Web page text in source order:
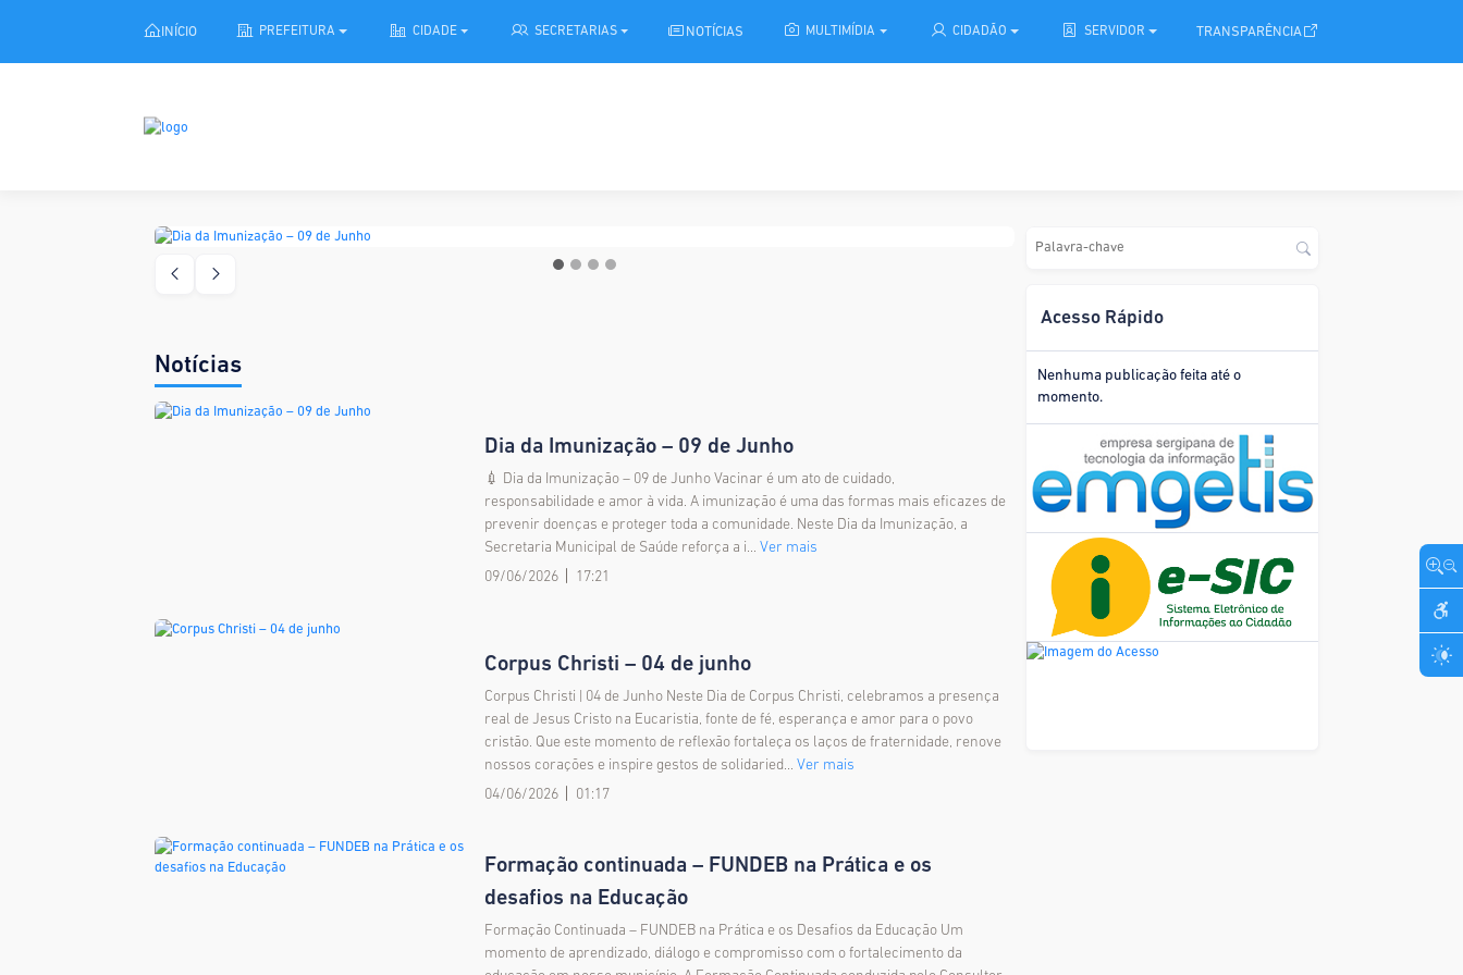
INÍCIO PREFEITURA CIDADE SECRETARIAS NOTÍCIAS MULTIMÍDIA CIDADÃO SERVIDOR TRANSPARÊNCIA
Notícias
Dia da Imunização – 09 de Junho
💉 Dia da Imunização – 09 de Junho Vacinar é um ato de cuidado,
responsabilidade e amor à vida. A imunização é uma das formas mais eficazes de
prevenir doenças e proteger toda a comunidade. Neste Dia da Imunização, a
Secretaria Municipal de Saúde reforça a i... Ver mais
09/06/2026
17:21
Corpus Christi – 04 de junho
Corpus Christi | 04 de Junho Neste Dia de Corpus Christi, celebramos a presença
real de Jesus Cristo na Eucaristia, fonte de fé, esperança e amor para o povo
cristão. Que este momento de reflexão fortaleça os laços de fraternidade, renove
nossos corações e inspire gestos de solidaried... Ver mais
04/06/2026
01:17
Formação continuada – FUNDEB na Prática e os
desafios na Educação
Formação Continuada – FUNDEB na Prática e os Desafios da Educação Um
momento de aprendizado, diálogo e compromisso com o fortalecimento da
Acesso Rápido
Nenhuma publicação feita até o
momento.